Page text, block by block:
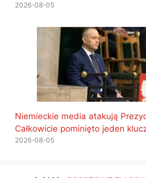
2026-08-05
Niemieckie media atakują
Całkowicie pominięto jeden
2026-08-05